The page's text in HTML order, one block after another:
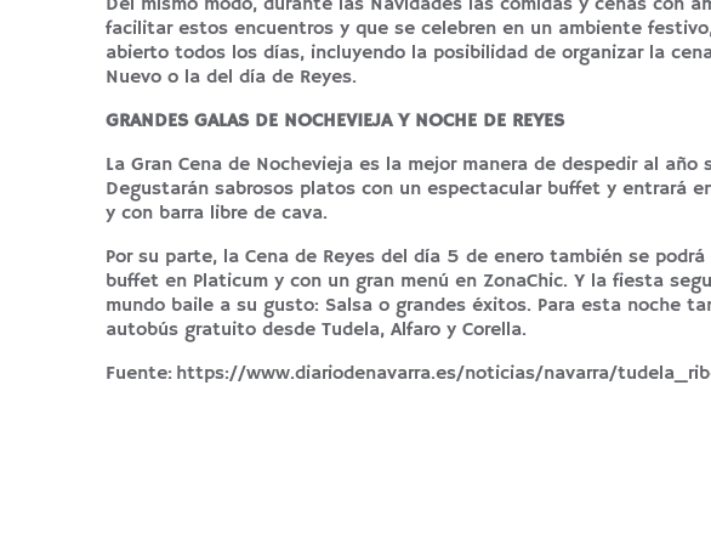
Del mismo modo, durante las Navidades las comidas y cenas con
facilitar estos encuentros y que se celebren en un ambiente
abierto todos los días, incluyendo la posibilidad de organizar la
Nuevo o la del día de Reyes.
GRANDES GALAS DE NOCHEVIEJA Y NOCHE DE REYES
La Gran Cena de Nochevieja es la mejor manera de despedir al
Degustarán sabrosos platos con un espectacular buffet y entrará
y con barra libre de cava.
Por su parte, la Cena de Reyes del día 5 de enero también se
buffet en Platicum y con un gran menú en ZonaChic. Y la fiesta
mundo baile a su gusto: Salsa o grandes éxitos. Para esta noche
autobús gratuito desde Tudela, Alfaro y Corella.
Fuente: https://www.diariodenavarra.es/noticias/navarra/